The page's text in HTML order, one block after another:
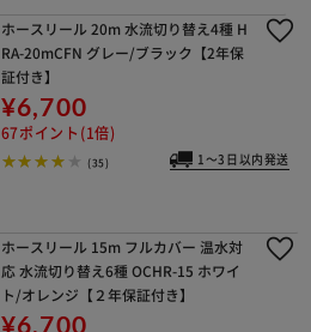
ホースリール 20m 水流切り替え4種 H
RA-20mCFN グレー/ブラック【2年保
証付き】
¥6,700
67ポイント(1倍)
(35) 1～3日以内発送
ホースリール 15m フルカバー 温水対
応 水流切り替え6種 OCHR-15 ホワイ
ト/オレンジ【２年保証付き】
¥6,700